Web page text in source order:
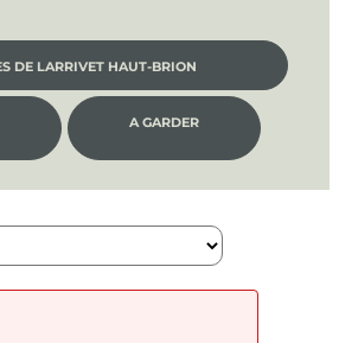
DE LARRIVET HAUT-BRION
A GARDER